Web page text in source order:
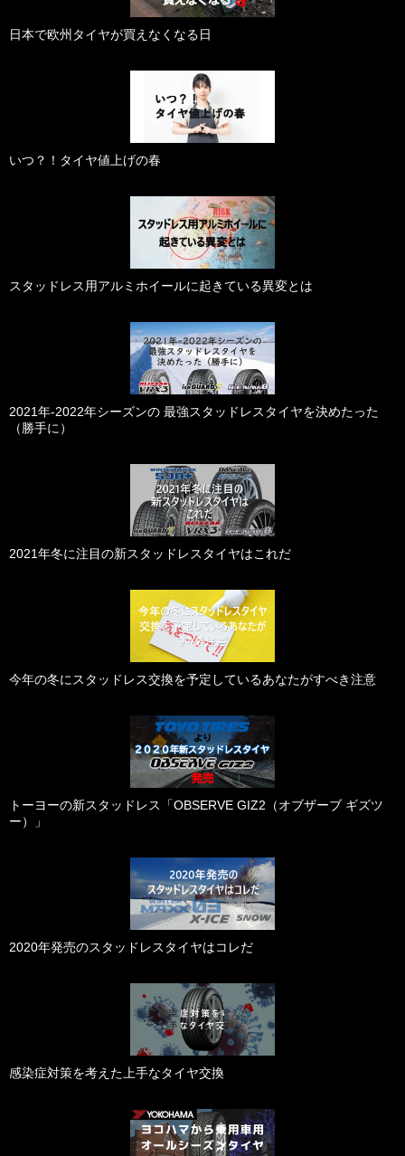
日本で欧州タイヤが買えなくなる日
いつ？！タイヤ値上げの春
スタッドレス用アルミホイールに起きている異変とは
2021年-2022年シーズンの 最強スタッドレスタイヤを決めたった
（勝手に）
2021年冬に注目の新スタッドレスタイヤはこれだ
今年の冬にスタッドレス交換を予定しているあなたがすべき注意
トーヨーの新スタッドレス「OBSERVE GIZ2（オブザーブ ギズツ
ー）」
2020年発売のスタッドレスタイヤはコレだ
感染症対策を考えた上手なタイヤ交換